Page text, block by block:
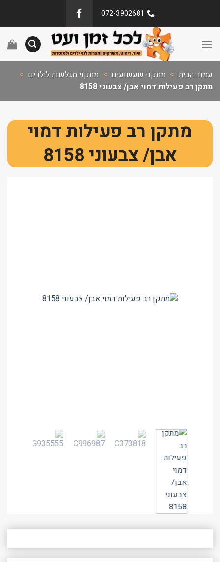
072-3902681
עמוד הבית > מתקני שעשועים > מתקני מגלשות לילדים >
מתקן רב פעילות דמוי אבן/ צבעוני 8158
מתקן רב פעילות דמוי
אבן/ צבעוני 8158